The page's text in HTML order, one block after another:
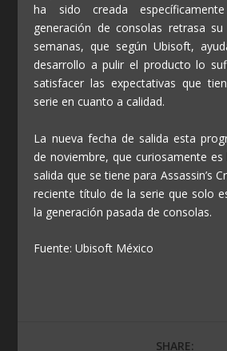
ha sido creada
generación de consolas retrasa
semanas, que según Ubisoft,
desarrollo a pulir el producto lo
satisfacer las expectativas que
serie en cuanto a calidad.
La nueva fecha de salida esta
de noviembre, que curiosamente
salida que se tiene para Assassin’s
reciente título de la serie que solo
la generación pasada de consolas.
Fuente: Ubisoft México
SHARE: